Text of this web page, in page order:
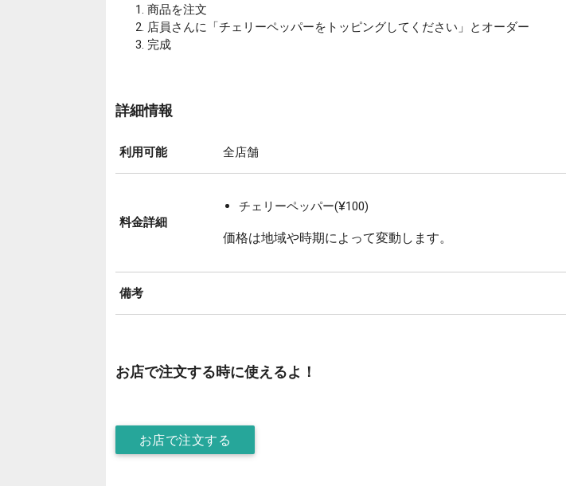
商品を注文
店員さんに「チェリーペッパーをトッピングしてください」とオーダー
完成
詳細情報
利用可能 全店舗
料金詳細
チェリーペッパー(¥100)
価格は地域や時期によって変動します。
備考
お店で注文する時に使えるよ！
お店で注文する